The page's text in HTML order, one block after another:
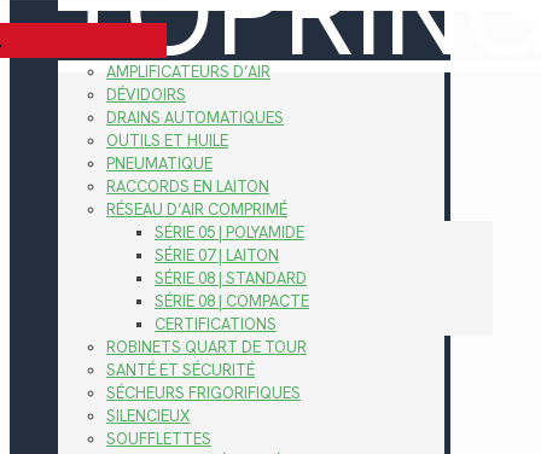
AMPLIFICATEURS D’AIR
DÉVIDOIRS
DRAINS AUTOMATIQUES
OUTILS ET HUILE
PNEUMATIQUE
RACCORDS EN LAITON
RÉSEAU D’AIR COMPRIMÉ
SÉRIE 05 | POLYAMIDE
SÉRIE 07 | LAITON
SÉRIE 08 | STANDARD
SÉRIE 08 | COMPACTE
CERTIFICATIONS
ROBINETS QUART DE TOUR
SANTÉ ET SÉCURITÉ
SÉCHEURS FRIGORIFIQUES
SILENCIEUX
SOUFFLETTES